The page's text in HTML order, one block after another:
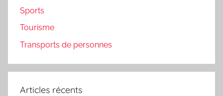
Sports
Tourisme
Transports de personnes
Articles récents